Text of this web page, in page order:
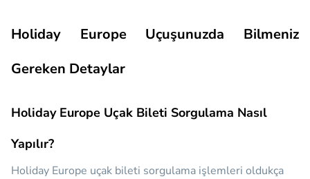
Holiday Europe Uçuşunuzda Bilmeniz
Gereken Detaylar
Holiday Europe Uçak Bileti Sorgulama Nasıl
Yapılır?
Holiday Europe uçak bileti sorgulama işlemleri oldukça